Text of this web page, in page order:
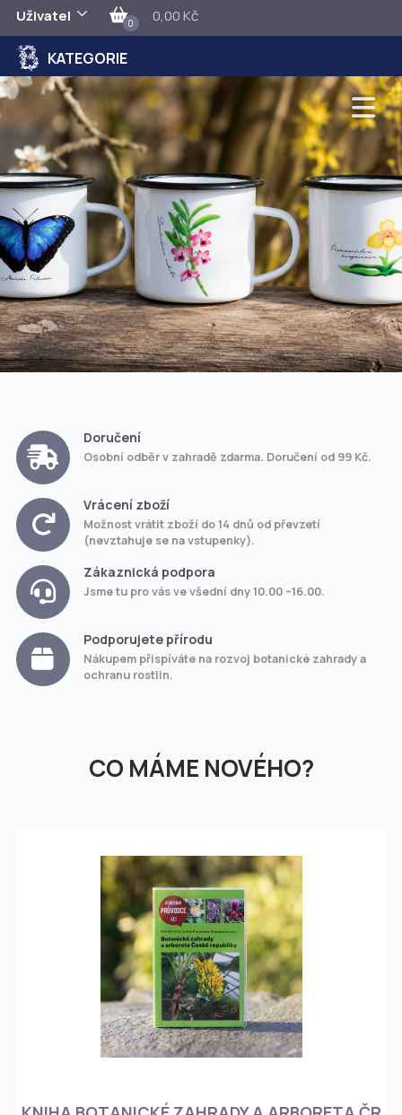
Uživatel 0 0,00 Kč
KATEGORIE
Doručení
Osobní odběr v zahradě zdarma. Doručení od 99 Kč.
Vrácení zboží
Možnost vrátit zboží do 14 dnů od převzetí
(nevztahuje se na vstupenky).
Zákaznická podpora
Jsme tu pro vás ve všední dny 10.00 –16.00.
Podporujete přírodu
Nákupem přispíváte na rozvoj botanické zahrady a
ochranu rostlin.
CO MÁME NOVÉHO?